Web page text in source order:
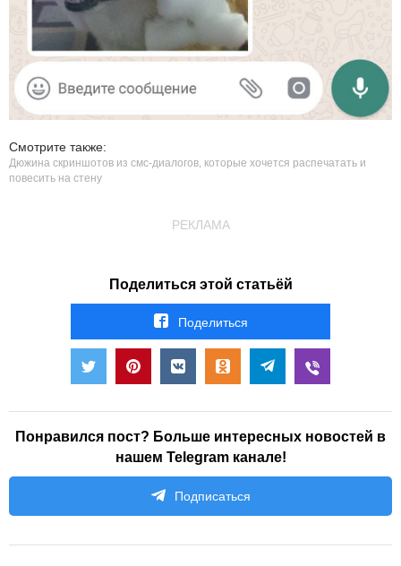
Смотрите также:
Дюжина скриншотов из смс-диалогов, которые хочется распечатать и
повесить на стену
РЕКЛАМА
Поделиться этой статьёй
Поделиться
Понравился пост? Больше интересных новостей в
нашем Telegram канале!
Подписаться